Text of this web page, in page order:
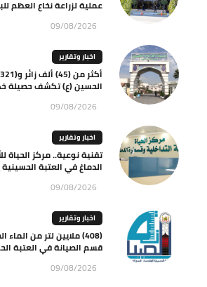
عملية لزراعة نخاع العظم
09/08/2026
اخبار وتقارير
الحسين (ع) تكشف حصيلة
09/08/2026
اخبار وتقارير
تقنية نوعية.. مركز الحياة
الدماغ في العتبة
09/08/2026
اخبار وتقارير
قسم الصيانة في العتبة
09/08/2026